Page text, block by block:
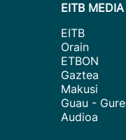
EITB MEDIA
EITB
Orain
ETBON
Gaztea
Makusi
Guau - Gure
Audioa